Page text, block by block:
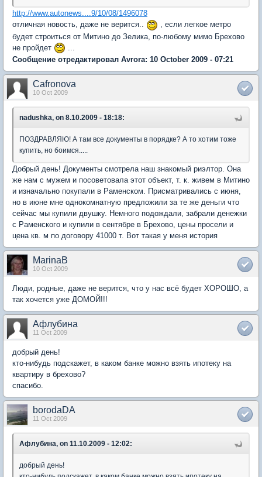
http://www.autonews....9/10/08/1496078
отличная новость, даже не верится..
, если легкое метро
будет строиться от Митино до Зелика, по-любому мимо Брехово
не пройдет
Сообщение отредактировал Avrora: 10 October 2009 - 07:21
Cafronova
10 Oct 2009
nadushka, on 8.10.2009 - 18:18:
ПОЗДРАВЛЯЮ! А там все документы в порядке? А то хотим тоже
купить, но боимся.....
Добрый день! Документы смотрела наш знакомый риэлтор. Она
же нам с мужем и посоветовала этот объект, т. к. живем в Митино
и изначально покупали в Раменском. Присматривались с июня,
но в июне мне однокомнатную предложили за те же деньги что
сейчас мы купили двушку. Немного подождали, забрали денежки
с Раменского и купили в сентябре в Брехово, цены просели и
цена кв. м по договору 41000 т. Вот такая у меня история
MarinaB
10 Oct 2009
Люди, родные, даже не верится, что у нас всё будет ХОРОШО, а
так хочется уже ДОМОЙ!!!
Афлубина
11 Oct 2009
добрый день!
кто-нибудь подскажет, в каком банке можно взять ипотеку на
квартиру в брехово?
спасибо.
borodaDA
11 Oct 2009
Афлубина, on 11.10.2009 - 12:02:
добрый день!